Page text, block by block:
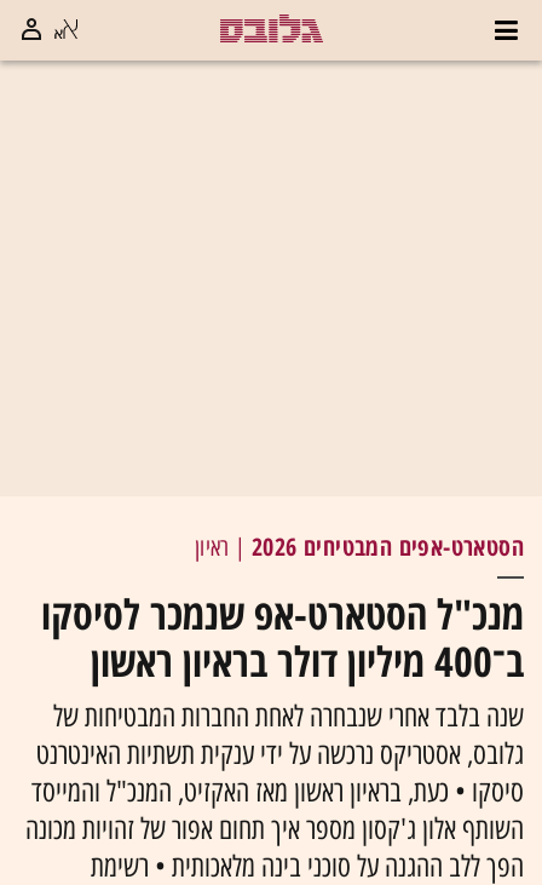
הסטארט-אפים המבטיחים 2026 | ראיון
מנכ"ל הסטארט-אפ שנמכר לסיסקו
ב־400 מיליון דולר בראיון ראשון
שנה בלבד אחרי שנבחרה לאחת החברות המבטיחות של
גלובס, אסטריקס נרכשה על ידי ענקית תשתיות האינטרנט
סיסקו • כעת, בראיון ראשון מאז האקזיט, המנכ"ל והמייסד
השותף אלון ג'קסון מספר איך תחום אפור של זהויות מכונה
הפך ללב ההגנה על סוכני בינה מלאכותית • רשימת